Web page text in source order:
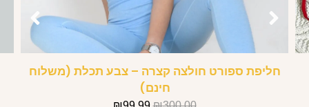
חליפת ספורט חולצה קצרה – צבע תכלת (משלוח
חינם)